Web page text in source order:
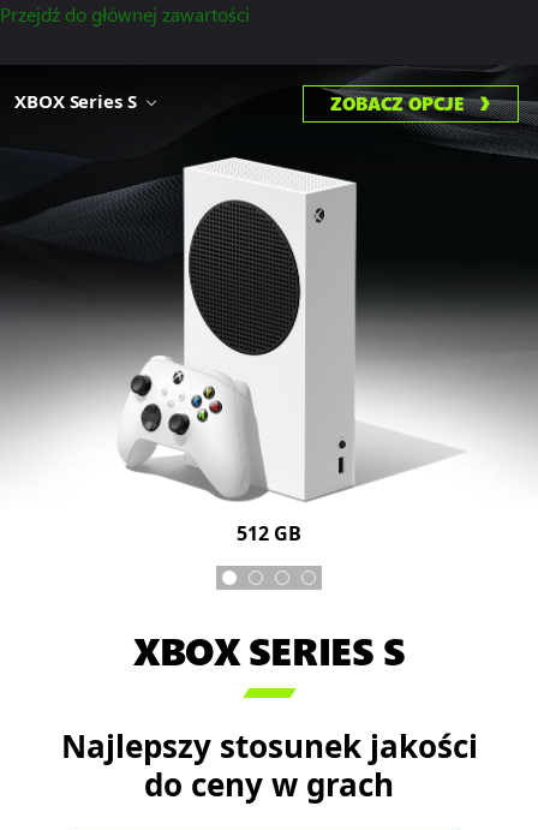
Przejdź do głównej zawartości
XBOX Series S ZOBACZ OPCJE
512 GB
XBOX SERIES S

Najlepszy stosunek jakości
do ceny w grach